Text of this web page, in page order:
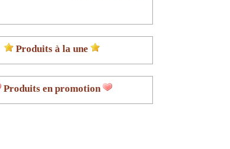
Produits à la une
Produits en promotion